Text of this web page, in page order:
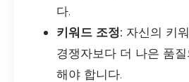
다.
키워드 조정: 자신의 키
경쟁자보다 더 나은 품
해야 합니다.